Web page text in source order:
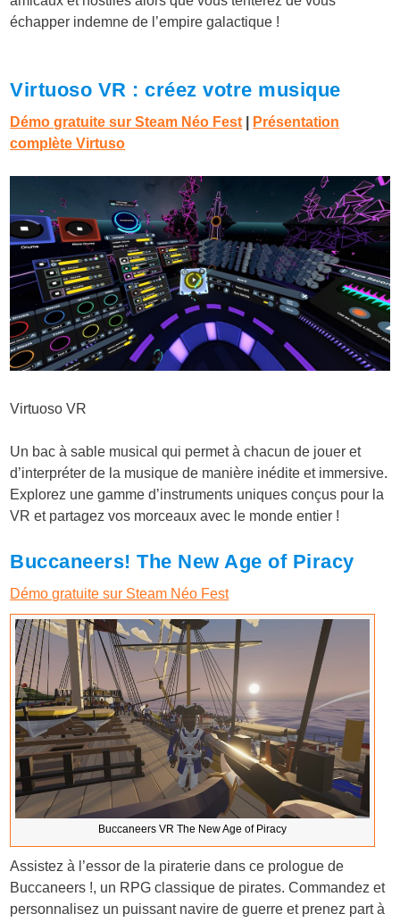
échapper indemne de l’empire galactique !
Virtuoso VR : créez votre musique
Démo gratuite sur Steam Néo Fest
Présentation
complète Virtuso
Virtuoso VR
Un bac à sable musical qui permet à chacun de jouer et
d’interpréter de la musique de manière inédite et immersive.
Explorez une gamme d’instruments uniques conçus pour la
VR et partagez vos morceaux avec le monde entier !
Buccaneers! The New Age of Piracy
Démo gratuite sur Steam Néo Fest
Buccaneers VR The New Age of Piracy
Assistez à l’essor de la piraterie dans ce prologue de
Buccaneers !, un RPG classique de pirates. Commandez et
personnalisez un puissant navire de guerre et prenez part à